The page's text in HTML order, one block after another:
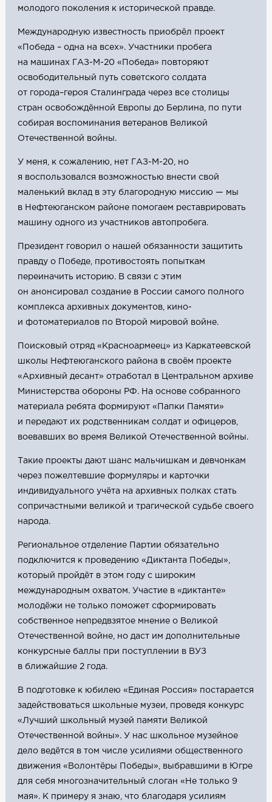
молодого поколения к исторической правде.
Международную известность приобрёл проект
«Победа – одна на всех». Участники пробега
на машинах ГАЗ-М-20 «Победа» повторяют
освободительный путь советского солдата
от города–героя Сталинграда через все столицы
стран освобождённой Европы до Берлина, по пути
собирая воспоминания ветеранов Великой
Отечественной войны.
У меня, к сожалению, нет ГАЗ-М-20, но
я воспользовался возможностью внести свой
маленький вклад в эту благородную миссию — мы
в Нефтеюганском районе помогаем реставрировать
машину одного из участников автопробега.
Президент говорил о нашей обязанности защитить
правду о Победе, противостоять попыткам
переиначить историю. В связи с этим
он анонсировал создание в России самого полного
комплекса архивных документов, кино-
и фотоматериалов по Второй мировой войне.
Поисковый отряд «Красноармеец» из Каркатеевской
школы Нефтеюганского района в своём проекте
«Архивный десант» отработал в Центральном архиве
Министерства обороны РФ. На основе собранного
материала ребята формируют «Папки Памяти»
и передают их родственникам солдат и офицеров,
воевавших во время Великой Отечественной войны.
Такие проекты дают шанс мальчишкам и девчонкам
через пожелтевшие формуляры и карточки
индивидуального учёта на архивных полках стать
сопричастными великой и трагической судьбе своего
народа.
Региональное отделение Партии обязательно
подключится к проведению «Диктанта Победы»,
который пройдёт в этом году с широким
международным охватом. Участие в «диктанте»
молодёжи не только поможет сформировать
собственное непредвзятое мнение о Великой
Отечественной войне, но даст им дополнительные
конкурсные баллы при поступлении в ВУЗ
в ближайшие 2 года.
В подготовке к юбилею «Единая Россия» постарается
задействоваться школьные музеи, проведя конкурс
«Лучший школьный музей памяти Великой
Отечественной войны». У нас школьное музейное
дело ведётся в том числе усилиями общественного
движения «Волонтёры Победы», выбравшими в Югре
для себя многозначительный слоган «Не только 9
мая». К примеру я знаю, что благодаря усилиям